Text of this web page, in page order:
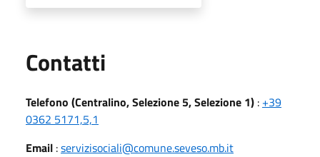
Contatti
Telefono (Centralino, Selezione 5, Selezione 1) : +39
0362 5171,5,1
Email :servizisociali@comune.seveso.mb.it